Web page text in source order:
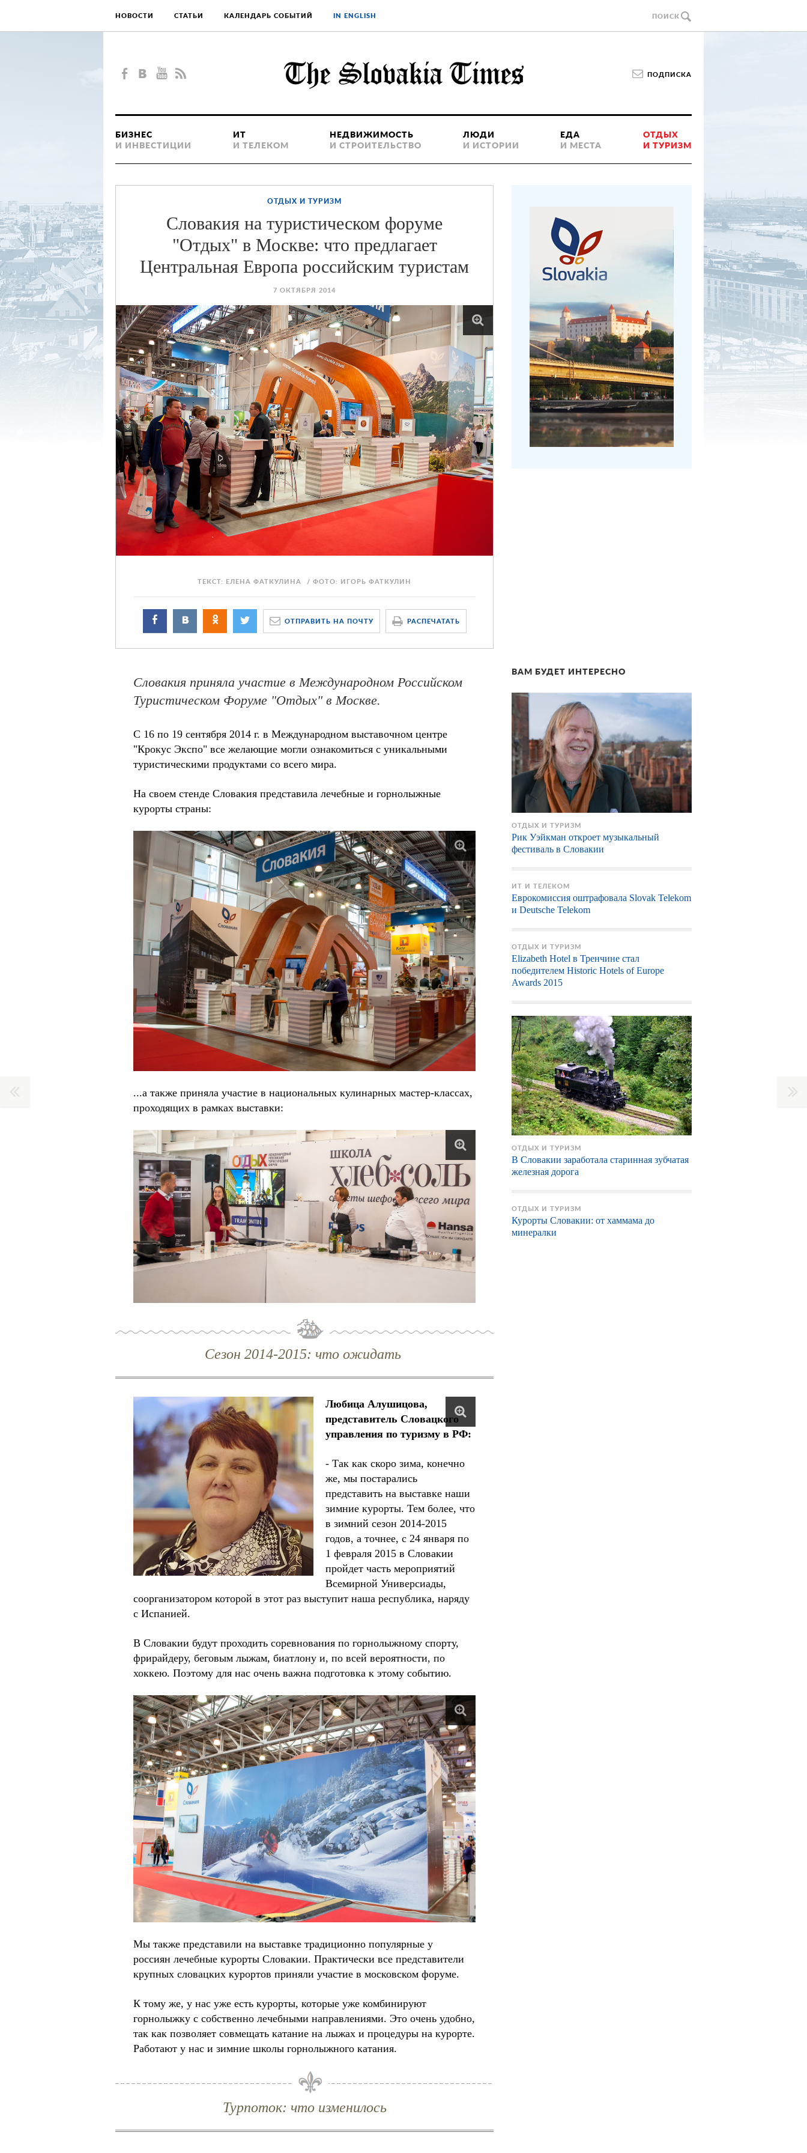
НОВОСТИ СТАТЬИ КАЛЕНДАРЬ СОБЫТИЙ IN ENGLISH ПОИСК
ПОДПИСКА
БИЗНЕС
И ИНВЕСТИЦИИ
ИТ
И ТЕЛЕКОМ
НЕДВИЖИМОСТЬ
И СТРОИТЕЛЬСТВО
ЛЮДИ
И ИСТОРИИ
ЕДА
И МЕСТА
ОТДЫХ
И ТУРИЗМ
ОТДЫХ И ТУРИЗМ
Словакия на туристическом форуме
"Отдых" в Москве: что предлагает
Центральная Европа российским туристам
7 ОКТЯБРЯ 2014
ТЕКСТ: ЕЛЕНА ФАТКУЛИНА ФОТО: ИГОРЬ ФАТКУЛИН
ОТПРАВИТЬ НА ПОЧТУ РАСПЕЧАТАТЬ
Словакия приняла участие в Международном Российском
Туристическом Форуме "Отдых" в Москве.
С 16 по 19 сентября 2014 г. в Международном выставочном центре
"Крокус Экспо" все желающие могли ознакомиться с уникальными
туристическими продуктами со всего мира.
На своем стенде Словакия представила лечебные и горнолыжные
курорты страны:
...а также приняла участие в национальных кулинарных мастер-классах,
проходящих в рамках выставки:
Cезон 2014-2015: что ожидать
Любица Алушицова,
представитель Словацкого
управления по туризму в РФ:
- Так как скоро зима, конечно
же, мы постарались
представить на выставке наши
зимние курорты. Тем более, что
в зимний сезон 2014-2015
годов, а точнее, с 24 января по
1 февраля 2015 в Словакии
пройдет часть мероприятий
Всемирной Универсиады,
соорганизатором которой в этот раз выступит наша республика, наряду
с Испанией.
В Словакии будут проходить соревнования по горнолыжному спорту,
фрирайдеру, беговым лыжам, биатлону и, по всей вероятности, по
хоккею. Поэтому для нас очень важна подготовка к этому событию.
Мы также представили на выставке традиционно популярные у
россиян лечебные курорты Словакии. Практически все представители
крупных словацких курортов приняли участие в московском форуме.
К тому же, у нас уже есть курорты, которые уже комбинируют
горнолыжку с собственно лечебными направлениями. Это очень удобно,
так как позволяет совмещать катание на лыжах и процедуры на курорте.
Работают у нас и зимние школы горнолыжного катания.
Турпоток: что изменилось
ВАМ БУДЕТ ИНТЕРЕСНО
ОТДЫХ И ТУРИЗМ
Рик Уэйкман откроет музыкальный
фестиваль в Словакии
ИТ И ТЕЛЕКОМ
Еврокомиссия оштрафовала Slovak Telekom
и Deutsche Telekom
ОТДЫХ И ТУРИЗМ
Elizabeth Hotel в Тренчине стал
победителем Historic Hotels of Europe
Awards 2015
ОТДЫХ И ТУРИЗМ
В Словакии заработала старинная зубчатая
железная дорога
ОТДЫХ И ТУРИЗМ
Курорты Словакии: от хаммама до
минералки